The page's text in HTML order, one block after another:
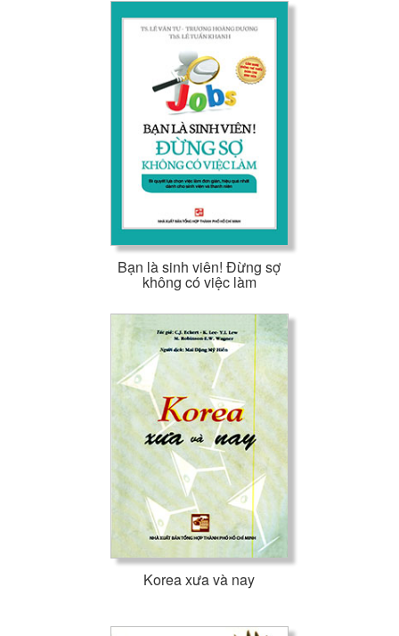
Bạn là sinh viên! Đừng sợ
không có việc làm
Korea xưa và nay